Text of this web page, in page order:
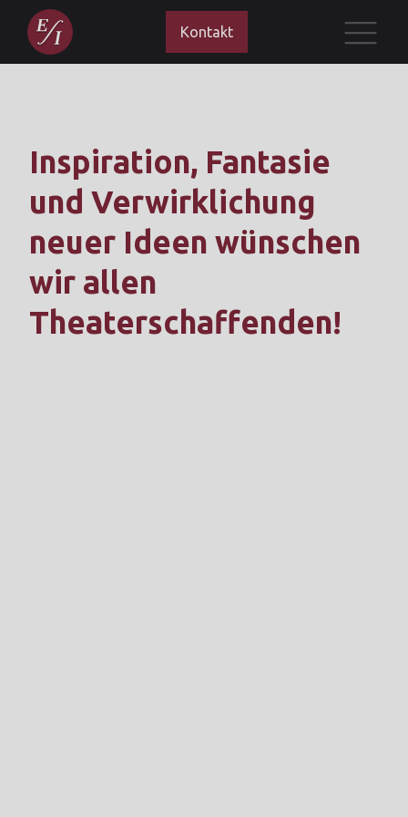
Kontakt
Inspiration, Fantasie
und Verwirklichung
neuer Ideen wünschen
wir allen
Theaterschaffenden!